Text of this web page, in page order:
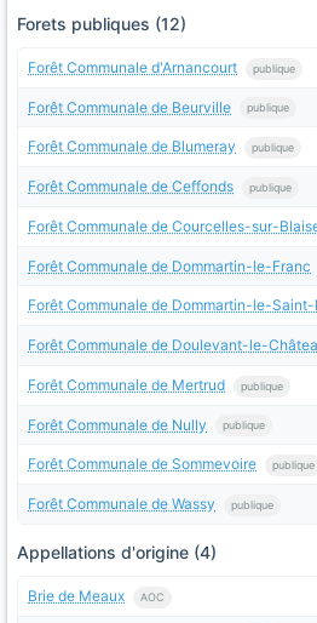
Forets publiques (12)
Forêt Communale d'Arnancourt publique
Forêt Communale de Beurville publique
Forêt Communale de Blumeray publique
Forêt Communale de Ceffonds publique
Forêt Communale de Courcelles-sur-
Forêt Communale de Dommartin-le-Franc
Forêt Communale de Dommartin-le-Saint-
Forêt Communale de Doulevant-le-
Forêt Communale de Mertrud publique
Forêt Communale de Nully publique
Forêt Communale de Sommevoire publique
Forêt Communale de Wassy publique
Appellations d'origine (4)
Brie de Meaux AOC